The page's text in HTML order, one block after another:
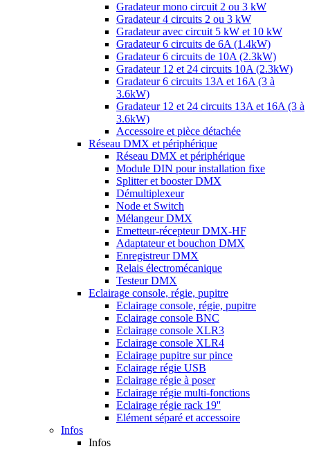
Gradateur mono circuit 2 ou 3 kW
Gradateur 4 circuits 2 ou 3 kW
Gradateur avec circuit 5 kW et 10 kW
Gradateur 6 circuits de 6A (1.4kW)
Gradateur 6 circuits de 10A (2.3kW)
Gradateur 12 et 24 circuits 10A (2.3kW)
Gradateur 6 circuits 13A et 16A (3 à
3.6kW)
Gradateur 12 et 24 circuits 13A et 16A (3 à
3.6kW)
Accessoire et pièce détachée
Réseau DMX et périphérique
Réseau DMX et périphérique
Module DIN pour installation fixe
Splitter et booster DMX
Démultiplexeur
Node et Switch
Mélangeur DMX
Emetteur-récepteur DMX-HF
Adaptateur et bouchon DMX
Enregistreur DMX
Relais électromécanique
Testeur DMX
Eclairage console, régie, pupitre
Eclairage console, régie, pupitre
Eclairage console BNC
Eclairage console XLR3
Eclairage console XLR4
Eclairage pupitre sur pince
Eclairage régie USB
Eclairage régie à poser
Eclairage régie multi-fonctions
Eclairage régie rack 19''
Elément séparé et accessoire
Infos
Infos